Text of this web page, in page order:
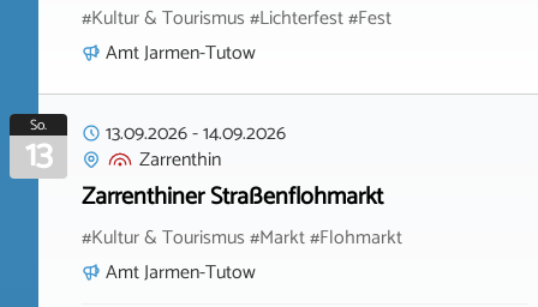
#Kultur & Tourismus #Lichterfest #Fest
Amt Jarmen-Tutow
So.
13 13.09.2026-14.09.2026
Zarrenthin
Zarrenthiner Straßenflohmarkt
#Kultur & Tourismus #Markt #Flohmarkt
Amt Jarmen-Tutow